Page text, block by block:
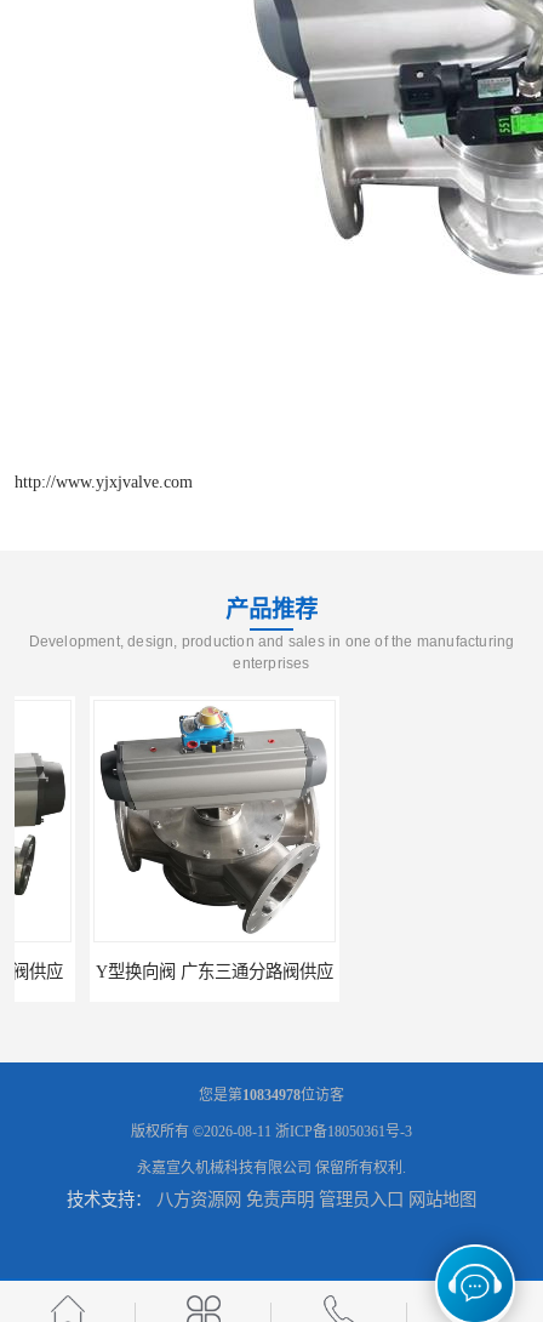
http://www.yjxjvalve.com
产品推荐
Development, design, production and sales in one of the manufacturing
enterprises
Y型换向阀 广东三通分路阀供应 河南换向阀供货商 气动球阀
河北气动球阀厂家 Y型换向阀 广东管路换向器公司 粉体分路阀
您是第10834978位访客
版权所有 ©2026-08-11 浙ICP备18050361号-3
永嘉宣久机械科技有限公司 保留所有权利.
技术支持： 八方资源网 免责声明 管理员入口 网站地图